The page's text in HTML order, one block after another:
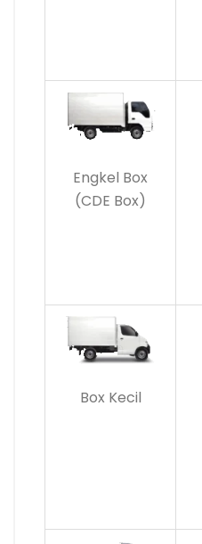
Engkel Box
(CDE Box)
Box Kecil